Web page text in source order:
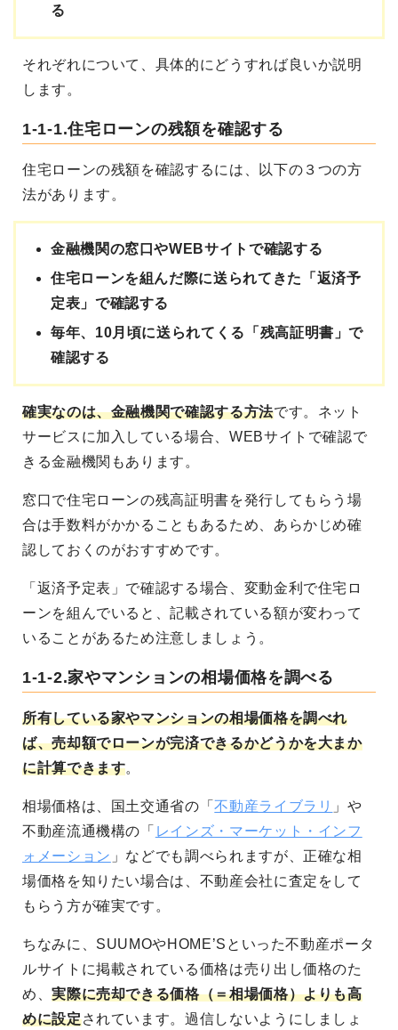
る
それぞれについて、具体的にどうすれば良いか説明
します。
1-1-1.住宅ローンの残額を確認する
住宅ローンの残額を確認するには、以下の３つの方
法があります。
金融機関の窓口やWEBサイトで確認する
住宅ローンを組んだ際に送られてきた「返済予
定表」で確認する
毎年、10月頃に送られてくる「残高証明書」で
確認する
確実なのは、金融機関で確認する方法です。ネット
サービスに加入している場合、WEBサイトで確認で
きる金融機関もあります。
窓口で住宅ローンの残高証明書を発行してもらう場
合は手数料がかかることもあるため、あらかじめ確
認しておくのがおすすめです。
「返済予定表」で確認する場合、変動金利で住宅ロ
ーンを組んでいると、記載されている額が変わって
いることがあるため注意しましょう。
1-1-2.家やマンションの相場価格を調べる
所有している家やマンションの相場価格を調べれ
ば、売却額でローンが完済できるかどうかを大まか
に計算できます。
相場価格は、国土交通省の「不動産ライブラリ 」や
不動産流通機構の「 レインズ・マーケット・インフ
ォメーション 」などでも調べられますが、正確な相
場価格を知りたい場合は、不動産会社に査定をして
もらう方が確実です。
ちなみに、SUUMOやHOME’Sといった不動産ポータ
ルサイトに掲載されている価格は売り出し価格のた
め、実際に売却できる価格（＝相場価格）よりも高
めに設定されています。過信しないようにしましょ